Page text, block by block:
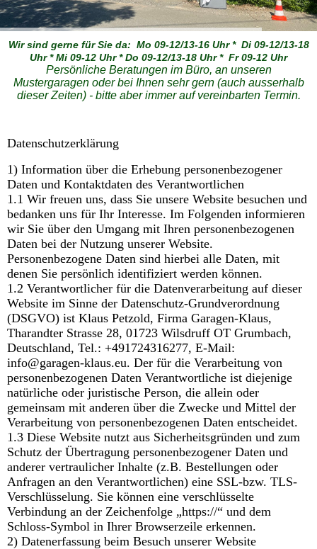
Wir sind gerne für Sie da: Mo 09-12/13-16 Uhr * Di 09-12/13-18
Uhr * Mi 09-12 Uhr * Do 09-12/13-18 Uhr * Fr 09-12 Uhr
Persönliche Beratungen im Büro, an unseren
Mustergaragen oder bei Ihnen sehr gern (auch ausserhalb
dieser Zeiten) - bitte aber immer auf vereinbarten Termin.
Datenschutzerklärung
1) Information über die Erhebung personenbezogener
Daten und Kontaktdaten des Verantwortlichen
1.1 Wir freuen uns, dass Sie unsere Website besuchen und
bedanken uns für Ihr Interesse. Im Folgenden informieren
wir Sie über den Umgang mit Ihren personenbezogenen
Daten bei der Nutzung unserer Website.
Personenbezogene Daten sind hierbei alle Daten, mit
denen Sie persönlich identifiziert werden können.
1.2 Verantwortlicher für die Datenverarbeitung auf dieser
Website im Sinne der Datenschutz-Grundverordnung
(DSGVO) ist Klaus Petzold, Firma Garagen-Klaus,
Tharandter Strasse 28, 01723 Wilsdruff OT Grumbach,
Deutschland, Tel.: +491724316277, E-Mail:
info@garagen-klaus.eu. Der für die Verarbeitung von
personenbezogenen Daten Verantwortliche ist diejenige
natürliche oder juristische Person, die allein oder
gemeinsam mit anderen über die Zwecke und Mittel der
Verarbeitung von personenbezogenen Daten entscheidet.
1.3 Diese Website nutzt aus Sicherheitsgründen und zum
Schutz der Übertragung personenbezogener Daten und
anderer vertraulicher Inhalte (z.B. Bestellungen oder
Anfragen an den Verantwortlichen) eine SSL-bzw. TLS-
Verschlüsselung. Sie können eine verschlüsselte
Verbindung an der Zeichenfolge „https://“ und dem
Schloss-Symbol in Ihrer Browserzeile erkennen.
2) Datenerfassung beim Besuch unserer Website